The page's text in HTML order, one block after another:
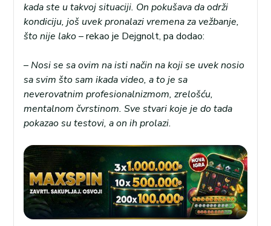
kada ste u takvoj situaciji. On pokušava da održi
kondiciju, još uvek pronalazi vremena za vežbanje,
što nije lako– rekao je Dejgnolt, pa dodao:
–Nosi se sa ovim na isti način na koji se uvek nosio
sa svim što sam ikada video, a to je sa
neverovatnim profesionalnizmom, zrelošću,
mentalnom čvrstinom. Sve stvari koje je do tada
pokazao su testovi, a on ih prolazi.